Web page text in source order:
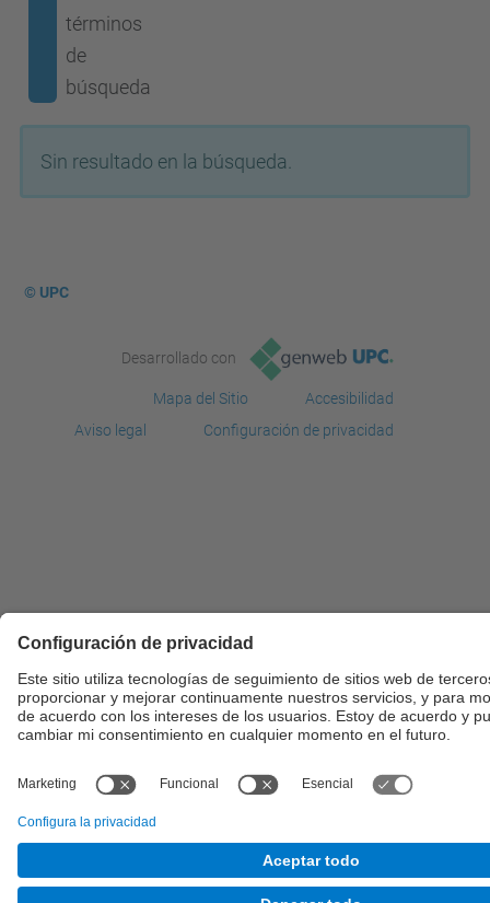
términos
de
búsqueda
Sin resultado en la búsqueda.
© UPC
Desarrollado con
Mapa del Sitio
Accesibilidad
Aviso legal
Configuración de privacidad